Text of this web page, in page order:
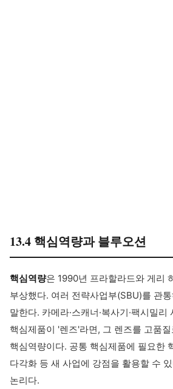
13.4 핵심역량과 블루오션
핵심역량은 1990년 프라할라드와 게리
부상했다. 여러 전략사업부(SBU)를 관
말한다. 카메라·스캐너·복사기·팩시밀리
핵심제품이 '렌즈'라면, 그 렌즈를 고품
핵심역량이다. 공통 핵심제품에 필요한
다각화 등 새 사업에 강점을 활용할 수
논리다.